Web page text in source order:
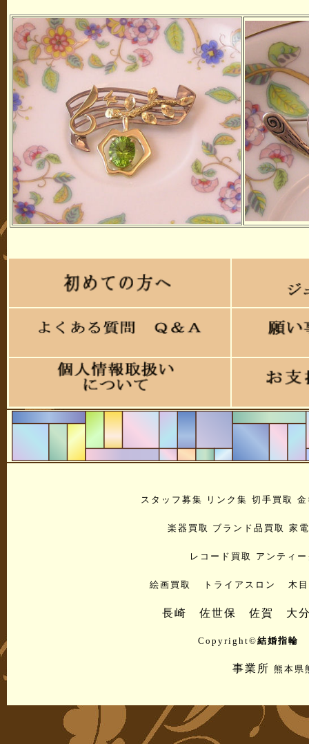
スタッフ募集 リンク集 切手買取
楽器買取 ブランド品買取 家
レコード買取 アンティ
絵画買取 トライアスロン 木
長崎 佐世保 佐賀 大
Copyright©結婚指輪
事業所 熊本県